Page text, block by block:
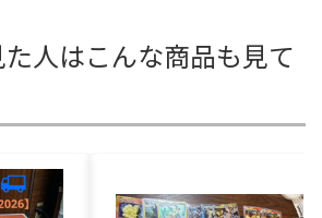
人はこんな商品も見て